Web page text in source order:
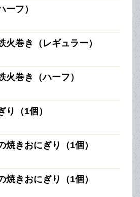
ーフ）
火巻き（レギュラー）
火巻き（ハーフ）
り（1個）
焼きおにぎり（1個）
焼きおにぎり（1個）